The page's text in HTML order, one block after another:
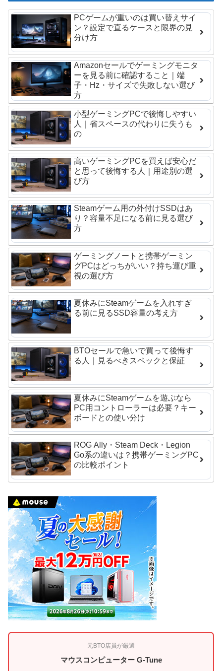
PCゲームが重いのは買い替えサイ
ン？設定で直るケースと限界の見
分け方
Amazonセールでゲーミングモニタ
ーを見る前に確認すること｜端
子・Hz・サイズで失敗しない選び
方
小型ゲーミングPCで後悔しやすい
人｜省スペースの代わりに失うも
の
高いゲーミングPCを買えば安心だ
と思って後悔する人｜用途別の選
び方
Steamゲーム用の外付けSSDはあ
り？容量不足になる前に見る選び
方
ゲーミングノートと携帯ゲーミン
グPCはどっちがいい？持ち運び重
視の選び方
夏休みにSteamゲームを入れすぎ
る前に見るSSD容量の考え方
BTOセールで急いで買って後悔す
る人｜見るべきスペックと保証
夏休みにSteamゲームを遊ぶなら
PC用コントローラーは必要？キー
ボードとの使い分け
ROG Ally・Steam Deck・Legion
Go系の違いは？携帯ゲーミングPC
の比較ポイント
元BTO店員が厳選
マウスコンピューター G-Tune